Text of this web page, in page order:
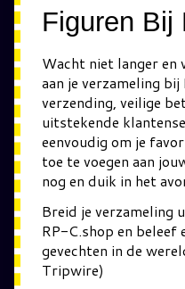
Figuren Bij
Wacht niet langer en
aan je verzameling
verzending, veilige
uitstekende
eenvoudig om je
toe te voegen aan
nog en duik in het
Breid je verzameling
RP-C.shop en beleef
gevechten in de
Tripwire)